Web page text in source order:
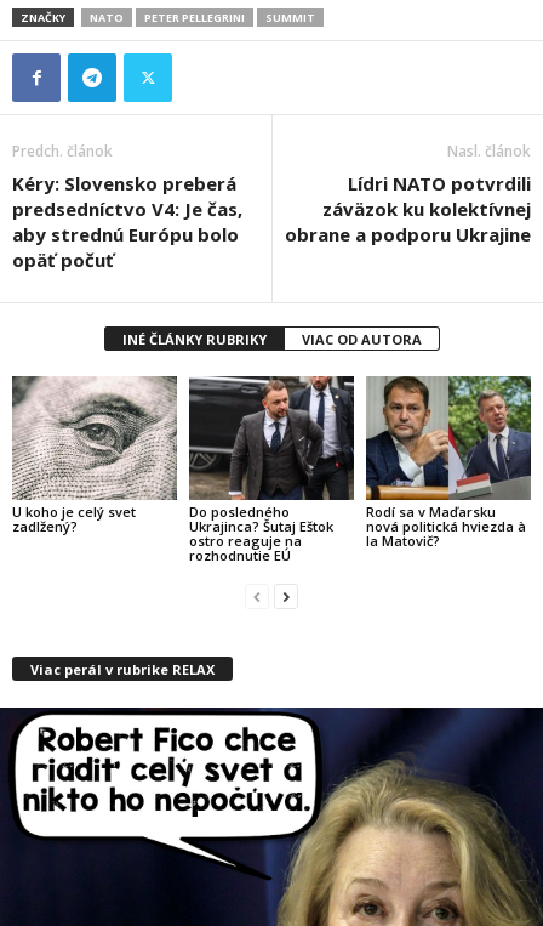
ZNAČKY NATO PETER PELLEGRINI SUMMIT
Predch. článok
Kéry: Slovensko preberá
predsedníctvo V4: Je čas,
aby strednú Európu bolo
opäť počuť
Nasl. článok
Lídri NATO potvrdili
záväzok ku kolektívnej
obrane a podporu Ukrajine
INÉ ČLÁNKY RUBRIKY VIAC OD AUTORA
U koho je celý svet
zadlžený?
Do posledného
Ukrajinca? Šutaj Eštok
ostro reaguje na
rozhodnutie EÚ
Rodí sa v Maďarsku
nová politická hviezda à
la Matovič?
Viac perál v rubrike RELAX